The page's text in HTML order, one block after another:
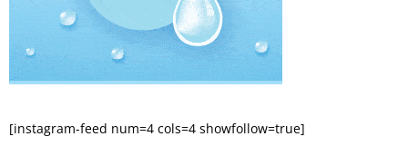
[instagram-feed num=4 cols=4 showfollow=true]